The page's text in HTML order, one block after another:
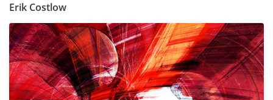
Erik Costlow